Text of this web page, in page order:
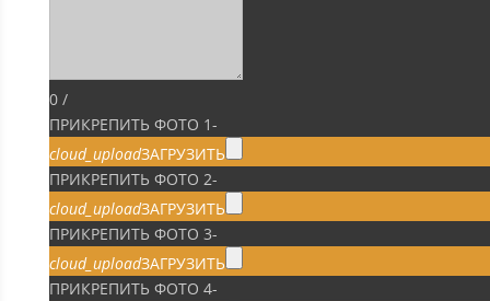
0/
ПРИКРЕПИТЬ ФОТО 1-
cloud_uploadЗАГРУЗИТЬ
ПРИКРЕПИТЬ ФОТО 2-
cloud_uploadЗАГРУЗИТЬ
ПРИКРЕПИТЬ ФОТО 3-
cloud_uploadЗАГРУЗИТЬ
ПРИКРЕПИТЬ ФОТО 4-